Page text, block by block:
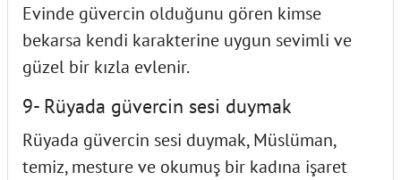
Evinde güvercin olduğunu gören kimse
bekarsa kendi karakterine uygun sevimli ve
güzel bir kızla evlenir.
9- Rüyada güvercin sesi duymak
Rüyada güvercin sesi duymak, Müslüman,
temiz, mesture ve okumuş bir kadına işaret